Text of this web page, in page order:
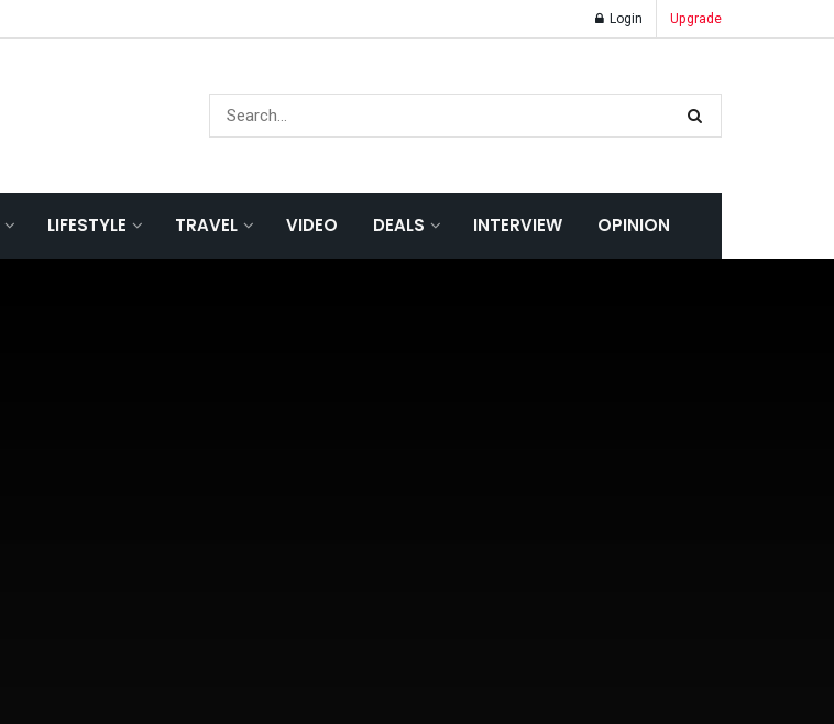
Login Upgrade
LIFESTYLE TRAVEL VIDEO DEALS INTERVIEW OPINION